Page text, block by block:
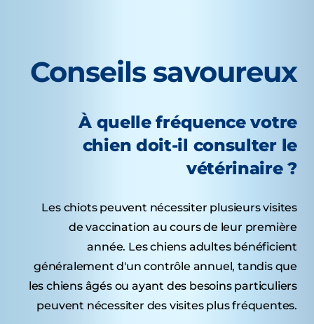
Conseils savoureux
À quelle fréquence votre
chien doit-il consulter le
vétérinaire ?
Les chiots peuvent nécessiter plusieurs visites
de vaccination au cours de leur première
année. Les chiens adultes bénéficient
généralement d'un contrôle annuel, tandis que
les chiens âgés ou ayant des besoins particuliers
peuvent nécessiter des visites plus fréquentes.